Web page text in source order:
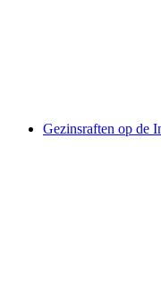
Gezinsraften op de